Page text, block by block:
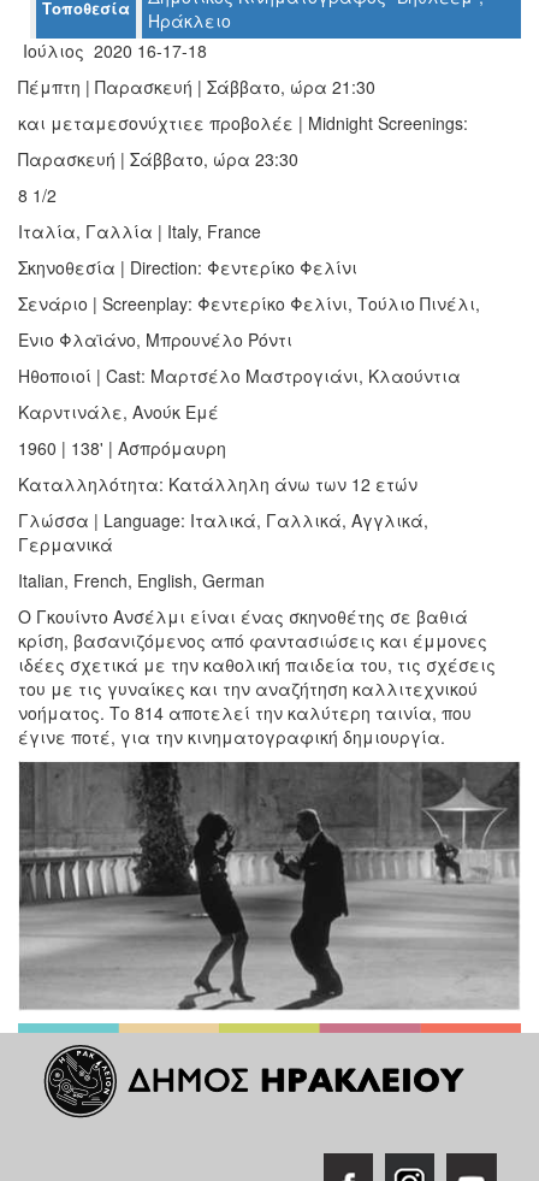
ΤΟΠΟΣ
ΜΑΣ
ΔΗΜΟΣ
ΑΝΘΕΚΤΙΚΗ
Τοποθεσία
Ηράκλειο
Ιούλιος 2020 16-17-18
Πέμπτη | Παρασκευή | Σάββατο, ώρα 21:30
και μεταμεσονύχτιεε προβολέε | Midnight Screenings:
Παρασκευή | Σάββατο, ώρα 23:30
8 1/2
Ιταλία, Γαλλία | Italy, France
Σκηνοθεσία | Direction: Φεντερίκο Φελίνι
Σενάριο | Screenplay: Φεντερίκο Φελίνι, Τούλιο Πινέλι,
Ενιο Φλαϊάνο, Μπρουνέλο Ρόντι
Ηθοποιοί | Cast: Μαρτσέλο Μαστρογιάνι, Κλαούντια
Καρντινάλε, Ανούκ Εμέ
1960 | 138' | Ασπρόμαυρη
Καταλληλότητα: Κατάλληλη άνω των 12 ετών
Γλώσσα | Language: Ιταλικά, Γαλλικά, Αγγλικά,
Γερμανικά
Italian, French, English, German
Ο Γκουίντο Ανσέλμι είναι ένας σκηνοθέτης σε βαθιά
κρίση, βασανιζόμενος από φαντασιώσεις και έμμονες
ιδέες σχετικά με την καθολική παιδεία του, τις σχέσεις
του με τις γυναίκες και την αναζήτηση καλλιτεχνικού
νοήματος. Το 814 αποτελεί την καλύτερη ταινία, που
έγινε ποτέ, για την κινηματογραφική δημιουργία.